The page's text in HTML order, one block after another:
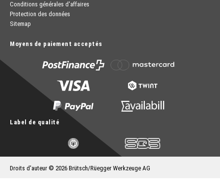
Conditions générales d'affaires
Protection des données
Sitemap
Moyens de paiement acceptés
Label de qualité
Droits d'auteur © 2026 Brütsch/Rüegger Werkzeuge AG